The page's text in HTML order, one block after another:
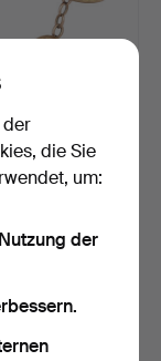
mit
der
die Sie
um:
der